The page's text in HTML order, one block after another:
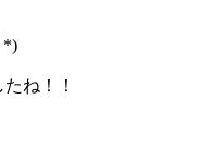
*)
ね！！